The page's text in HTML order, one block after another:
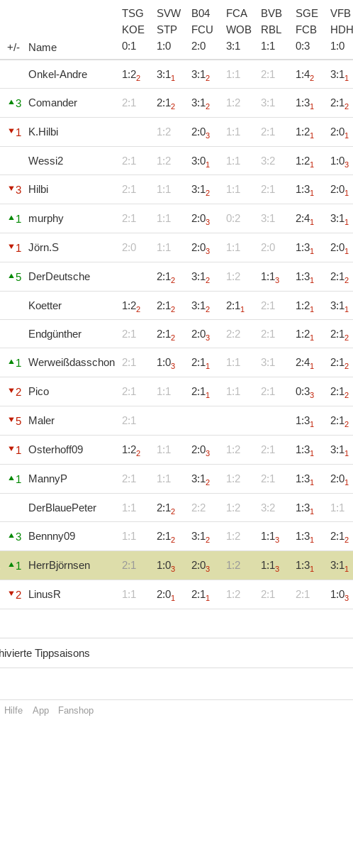
+/- Name
TSG
KOE
0:1
SVW
STP
1:0
B04
FCU
2:0
FCA
WOB
3:1
BVB
RBL
1:1
SGE
FCB
0:3
VFB
HDH
1:0
Onkel-Andre 1:22 3:11 3:12 1:1 2:1 1:42 3:11
3 Comander 2:1 2:12 3:12 1:2 3:1 1:31 2:12
1 K.Hilbi 1:2 2:03 1:1 2:1 1:21 2:01
Wessi2 2:1 1:2 3:01 1:1 3:2 1:21 1:03
3 Hilbi 2:1 1:1 3:12 1:1 2:1 1:31 2:01
1 murphy 2:1 1:1 2:03 0:2 3:1 2:41 3:11
1 Jörn.S 2:0 1:1 2:03 1:1 2:0 1:31 2:01
5 DerDeutsche 2:12 3:12 1:2 1:13 1:31 2:12
Koetter 1:22 2:12 3:12 2:11 2:1 1:21 3:11
Endgünther 2:1 2:12 2:03 2:2 2:1 1:21 2:12
1 Werweißdasschon 2:1 1:03 2:11 1:1 3:1 2:41 2:12
2 Pico 2:1 1:1 2:11 1:1 2:1 0:33 2:12
5 Maler 2:1 1:31 2:12
1 Osterhoff09 1:22 1:1 2:03 1:2 2:1 1:31 3:11
1 MannyP 2:1 1:1 3:12 1:2 2:1 1:31 2:01
DerBlauePeter 1:1 2:12 2:2 1:2 3:2 1:31 1:1
3 Bennny09 1:1 2:12 3:12 1:2 1:13 1:31 2:12
1 HerrBjörnsen 2:1 1:03 2:03 1:2 1:13 1:31 3:11
2 LinusR 1:1 2:01 2:11 1:2 2:1 2:1 1:03
Tippsaisons
Hilfe App Fanshop